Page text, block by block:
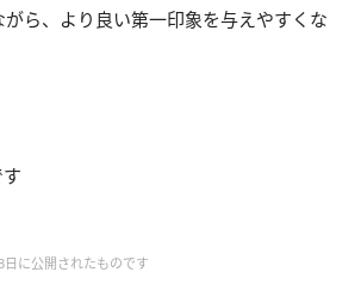
ら、より良い第一印象を与えやすくな
に公開されたものです